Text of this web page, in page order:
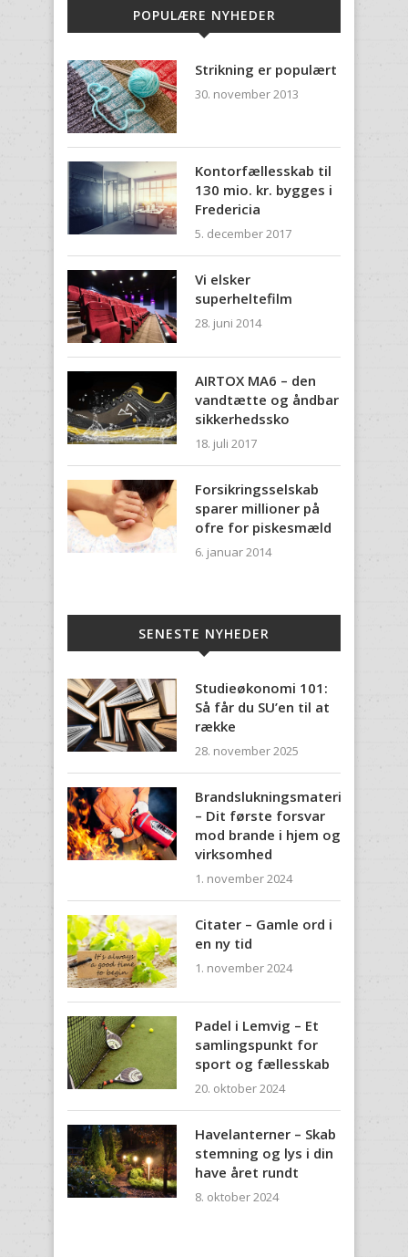
POPULÆRE NYHEDER
Strikning er populært
30. november 2013
Kontorfællesskab til
130 mio. kr. bygges i
Fredericia
5. december 2017
Vi elsker
superheltefilm
28. juni 2014
AIRTOX MA6 – den
vandtætte og åndbar
sikkerhedssko
18. juli 2017
Forsikringsselskab
sparer millioner på
ofre for piskesmæld
6. januar 2014
SENESTE NYHEDER
Studieøkonomi 101:
Så får du SU’en til at
række
28. november 2025
Brandslukningsmateriel
– Dit første forsvar
mod brande i hjem og
virksomhed
1. november 2024
Citater – Gamle ord i
en ny tid
1. november 2024
Padel i Lemvig – Et
samlingspunkt for
sport og fællesskab
20. oktober 2024
Havelanterner – Skab
stemning og lys i din
have året rundt
8. oktober 2024